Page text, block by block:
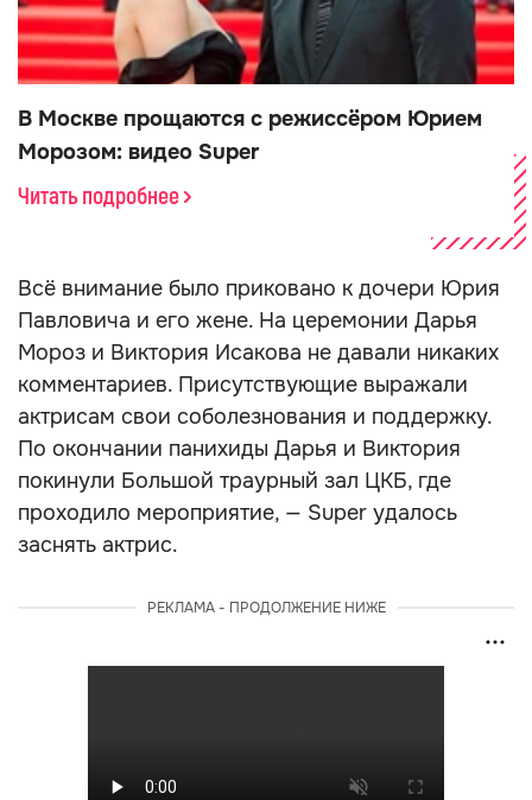
В Москве прощаются с режиссёром Юрием
Морозом: видео Super
Читать подробнее
Всё внимание было приковано к дочери Юрия
Павловича и его жене. На церемонии Дарья
Мороз и Виктория Исакова не давали никаких
комментариев. Присутствующие выражали
актрисам свои соболезнования и поддержку.
По окончании панихиды Дарья и Виктория
покинули Большой траурный зал ЦКБ, где
проходило мероприятие, — Super удалось
заснять актрис.
РЕКЛАМА - ПРОДОЛЖЕНИЕ НИЖЕ